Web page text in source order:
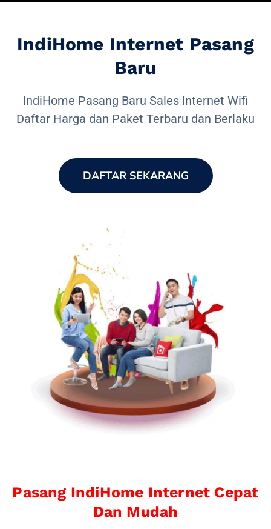
IndiHome Internet Pasang
Baru
IndiHome Pasang Baru Sales Internet Wifi
Daftar Harga dan Paket Terbaru dan Berlaku
DAFTAR SEKARANG
Pasang IndiHome Internet Cepat
Dan Mudah